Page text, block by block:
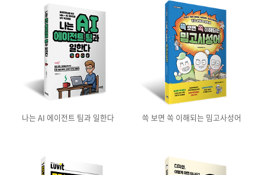
나는 AI 에이전트 팀과 일한다 쓱 보면 쏙 이해되는 밈고사성어